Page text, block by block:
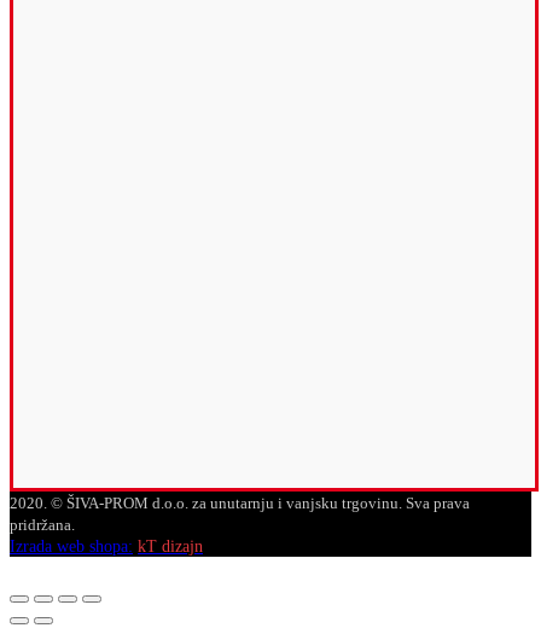
2020. © ŠIVA-PROM d.o.o. za unutarnju i vanjsku trgovinu. Sva prava
pridržana.
Izrada web shopa: kT dizajn